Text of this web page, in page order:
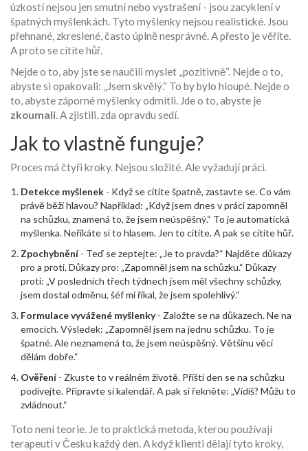
úzkostí nejsou jen smutní nebo vystrašení - jsou zacyklení v
špatných myšlenkách. Tyto myšlenky nejsou realistické. Jsou
přehnané, zkreslené, často úplně nesprávné. A přesto je věříte.
A proto se cítíte hůř.
Nejde o to, aby jste se naučili myslet „pozitivně“. Nejde o to,
abyste si opakovali: „Jsem skvělý.“ To by bylo hloupé. Nejde o
to, abyste záporné myšlenky odmítli. Jde o to, abyste je
zkoumali. A zjistili, zda opravdu sedí.
Jak to vlastně funguje?
Proces má čtyři kroky. Nejsou složité. Ale vyžadují práci.
Detekce myšlenek - Když se cítíte špatně, zastavte se. Co vám
právě běží hlavou? Například: „Když jsem dnes v práci zapomněl
na schůzku, znamená to, že jsem neúspěšný.“ To je automatická
myšlenka. Neříkáte si to hlasem. Jen to cítíte. A pak se cítíte hůř.
Zpochybnění - Teď se zeptejte: „Je to pravda?“ Najděte důkazy
pro a proti. Důkazy pro: „Zapomněl jsem na schůzku.“ Důkazy
proti: „V posledních třech týdnech jsem měl všechny schůzky,
jsem dostal odměnu, šéf mi říkal, že jsem spolehlivý.“
Formulace vyvážené myšlenky- Založte se na důkazech. Ne na
emocích. Výsledek: „Zapomněl jsem na jednu schůzku. To je
špatné. Ale neznamená to, že jsem neúspěšný. Většinu věcí
dělám dobře.“
Ověření - Zkuste to v reálném životě. Příští den se na schůzku
podívejte. Připravte si kalendář. A pak si řekněte: „Vidíš? Můžu to
zvládnout.“
Toto není teorie. Je to praktická metoda, kterou používají
terapeuti v Česku každý den. A když klienti dělají tyto kroky,